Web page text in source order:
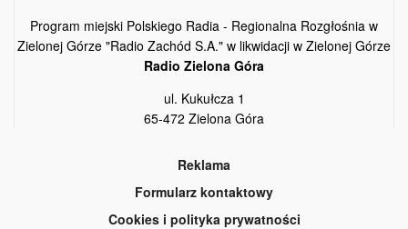
Program miejski Polskiego Radia - Regionalna Rozgłośnia w
Zielonej Górze "Radio Zachód S.A." w likwidacji w Zielonej Górze
Radio Zielona Góra
ul. Kukułcza 1
65-472 Zielona Góra
Reklama
Formularz kontaktowy
Cookies i polityka prywatności